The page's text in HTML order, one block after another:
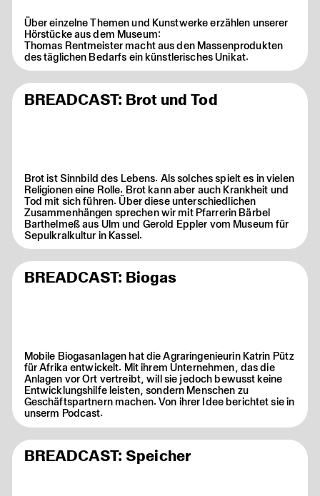
Über einzelne Themen und Kunstwerke erzählen unserer
Hörstücke aus dem Museum:
Thomas Rentmeister macht aus den Massenprodukten
des täglichen Bedarfs ein künstlerisches Unikat.
BREADCAST: Brot und Tod
Brot ist Sinnbild des Lebens. Als solches spielt es in vielen
Religionen eine Rolle. Brot kann aber auch Krankheit und
Tod mit sich führen. Über diese unterschiedlichen
Zusammenhängen sprechen wir mit Pfarrerin Bärbel
Barthelmeß aus Ulm und Gerold Eppler vom Museum für
Sepulkralkultur in Kassel.
BREADCAST: Biogas
Mobile Biogasanlagen hat die Agraringenieurin Katrin Pütz
für Afrika entwickelt. Mit ihrem Unternehmen, das die
Anlagen vor Ort vertreibt, will sie jedoch bewusst keine
Entwicklungshilfe leisten, sondern Menschen zu
Geschäftspartnern machen. Von ihrer Idee berichtet sie in
unserm Podcast.
BREADCAST: Speicher